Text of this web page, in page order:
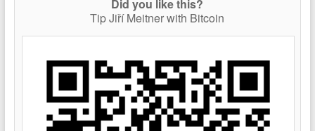
Did you like this?
Tip Jiří Meitner with Bitcoin